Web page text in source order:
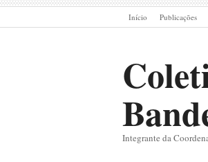
Início Publicações
Integrante da